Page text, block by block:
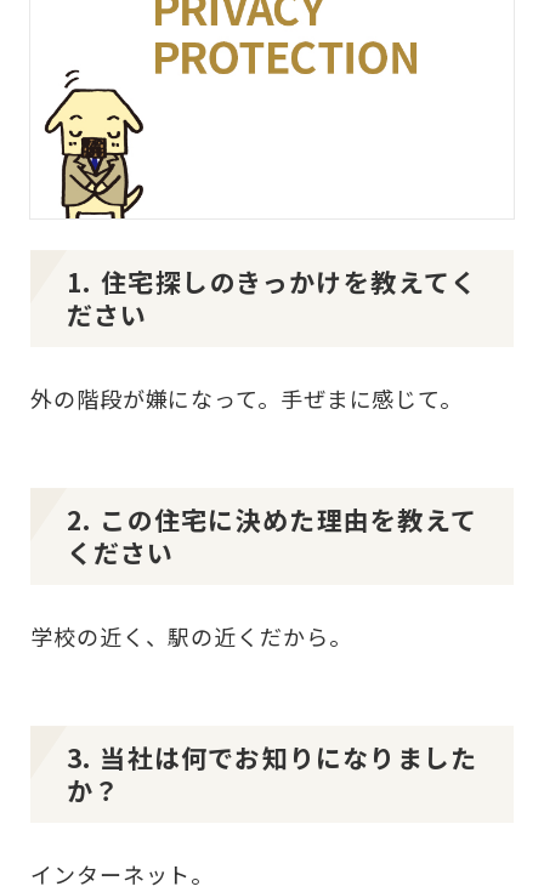
1. 住宅探しのきっかけを教えてく
ださい
外の階段が嫌になって。手ぜまに感じて。
2. この住宅に決めた理由を教えて
ください
学校の近く、駅の近くだから。
3. 当社は何でお知りになりました
か？
インターネット。